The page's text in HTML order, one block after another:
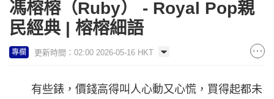
馮榕榕（Ruby） - Royal Pop親
民經典 | 榕榕細語
專欄 更新時間：02:00 2026-05-16 HKT
有些錶，價錢高得叫人心動又心慌，買得起都未